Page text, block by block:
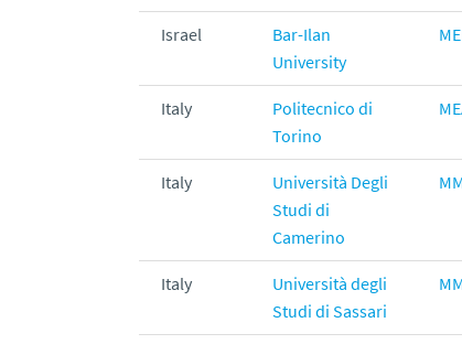
Israel
Bar-Ilan
University
Italy
Politecnico di
Torino
Italy
Università Degli
Studi di
Camerino
Italy
Università degli
Studi di Sassari